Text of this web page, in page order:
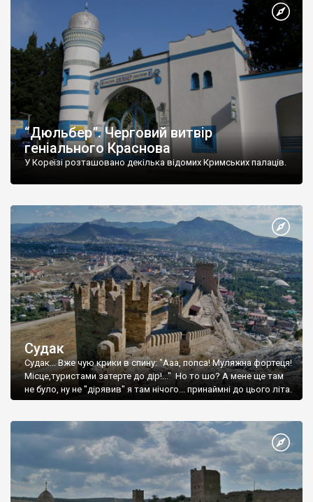
“Дюльбер”. Черговий витвір
геніального Краснова
У Кореїзі розташовано декілька відомих Кримських палаців.
Судак
Судак... Вже чую крики в спину: "Ааа, попса! Муляжна фортеця!
Місце,туристами затерте до дір!..." Но то шо? А мене ще там
не було, ну не "дірявив" я там нічого... принаймні до цього літа.